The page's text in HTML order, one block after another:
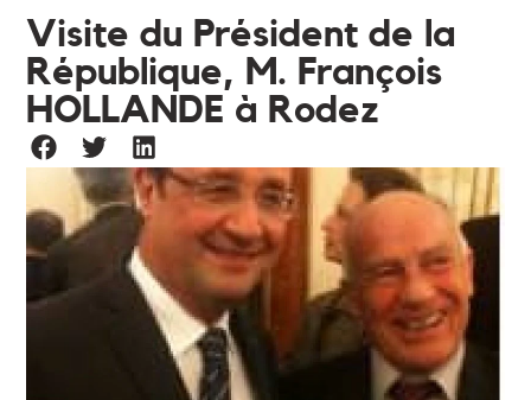
Visite du Président de la
République, M. François
HOLLANDE à Rodez